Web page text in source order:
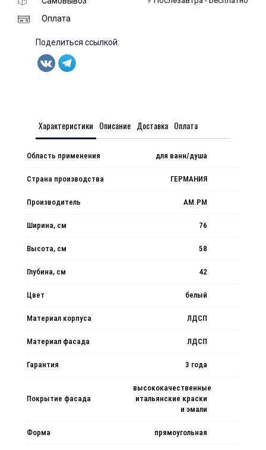
Оплата
Поделиться ссылкой:
Характеристики Описание Доставка Оплата
Область применения для ванн/душа
Страна производства ГЕРМАНИЯ
Производитель AM.PM
Ширина, см 76
Высота, см 58
Глубина, см 42
Цвет белый
Материал корпуса ЛДСП
Материал фасада ЛДСП
Гарантия 3 года
Покрытие фасада
высококачественные
итальянские краски
и эмали
Форма прямоугольная